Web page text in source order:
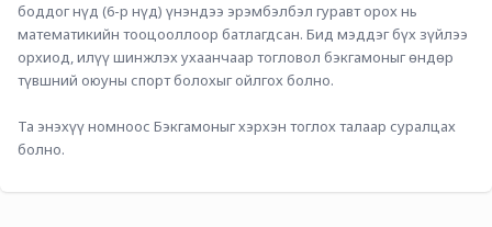
боддог нүд (6-р нүд) үнэндээ эрэмбэлбэл гуравт орох нь
математикийн тооцооллоор батлагдсан. Бид мэддэг бүх зүйлээ
орхиод, илүү шинжлэх ухаанчаар тогловол бэкгамоныг өндөр
түвшний оюуны спорт болохыг ойлгох болно.
Та энэхүү номноос Бэкгамоныг хэрхэн тоглох талаар суралцах
болно.